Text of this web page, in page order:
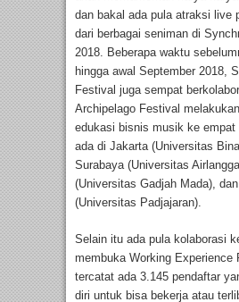
dan bakal ada pula atraksi live
dari berbagai seniman di
2018. Beberapa waktu
hingga awal September 2018,
Festival juga sempat
Archipelago Festival
edukasi bisnis musik ke empat
ada di Jakarta (Universitas
Surabaya (Universitas
(Universitas Gadjah Mada),
(Universitas Padjajaran).
Selain itu ada pula kolaborasi
membuka Working Experience
tercatat ada 3.145 pendaftar
diri untuk bisa bekerja atau